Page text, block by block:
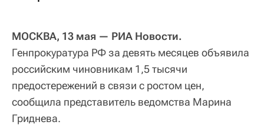
МОСКВА, 13 мая — РИА Новости.
Генпрокуратура РФ за девять месяцев объявила
российским чиновникам 1,5 тысячи
предостережений в связи с ростом цен,
сообщила представитель ведомства Марина
Гриднева.